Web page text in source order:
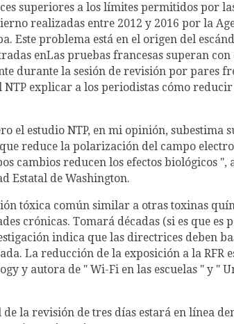
superiores a los límites permitidos por
realizadas entre 2012 y 2016 por la
Este problema está en el origen del
enLas pruebas francesas superan con
durante la sesión de revisión por pares
explicar a los periodistas cómo
el estudio NTP, en mi opinión, subestima
reduce la polarización del campo
cambios reducen los efectos biológicos
Estatal de Washington.
tóxica común similar a otras toxinas
crónicas. Tomará décadas (si es que es
indica que las directrices deben
La reducción de la exposición a la RFR
y autora de " Wi-Fi en las escuelas " y "
la revisión de tres días estará en línea